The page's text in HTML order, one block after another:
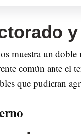
muestra un
común ante el
que pudieran